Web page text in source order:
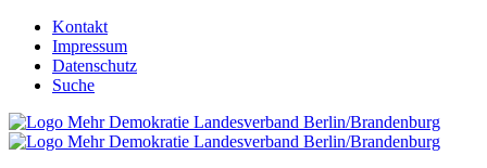
Kontakt
Impressum
Datenschutz
Suche